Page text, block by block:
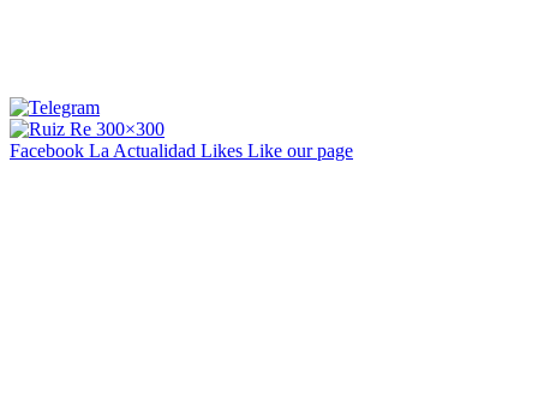
Facebook La Actualidad Likes Like our page